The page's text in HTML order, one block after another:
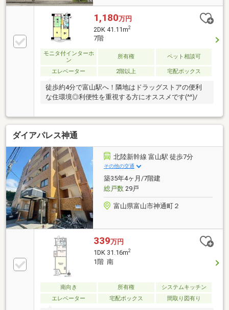
1,180万円
2DK 41.11m2
7階
モニタ付インターホ
ン
所有権 ペット相談可
エレベーター 2階以上 宅配ボックス
徒歩約4分で富山駅へ！隣地はドラッグストアの便利
な住環境◎利便性を重視する方にオススメです(^^)/
ダイアパレス神通
北陸新幹線 富山駅 徒歩7分
その他の交通
築35年4ヶ月/7階建
総戸数29戸
富山県富山市神通町２
339万円
1DK 31.16m2
1階 南
南向き 所有権
システムキッチン
エレベーター
宅配ボックス 間取り図有り